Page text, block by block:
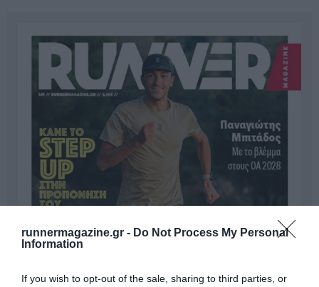
runnermagazine.gr - Do Not Process My Personal
Information
If you wish to opt-out of the sale, sharing to third parties, or